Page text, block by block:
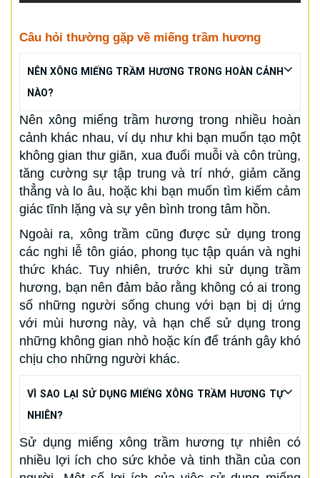
Câu hỏi thường gặp về miếng trầm hương
NÊN XÔNG MIẾNG TRẦM HƯƠNG TRONG HOÀN CẢNH
NÀO?
Nên xông miếng trầm hương trong nhiều hoàn
cảnh khác nhau, ví dụ như khi bạn muốn tạo một
không gian thư giãn, xua đuổi muỗi và côn trùng,
tăng cường sự tập trung và trí nhớ, giảm căng
thẳng và lo âu, hoặc khi bạn muốn tìm kiếm cảm
giác tĩnh lặng và sự yên bình trong tâm hồn.
Ngoài ra, xông trầm cũng được sử dụng trong
các nghi lễ tôn giáo, phong tục tập quán và nghi
thức khác. Tuy nhiên, trước khi sử dụng trầm
hương, bạn nên đảm bảo rằng không có ai trong
số những người sống chung với bạn bị dị ứng
với mùi hương này, và hạn chế sử dụng trong
những không gian nhỏ hoặc kín để tránh gây khó
chịu cho những người khác.
VÌ SAO LẠI SỬ DỤNG MIẾNG XÔNG TRẦM HƯƠNG TỰ
NHIÊN?
Sử dụng miếng xông trầm hương tự nhiên có
nhiều lợi ích cho sức khỏe và tinh thần của con